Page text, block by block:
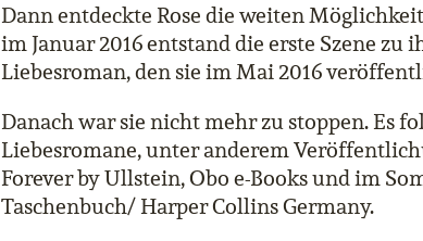
Dann entdeckte Rose die weiten
im Januar 2016 entstand die erste Szene zu
Liebesroman, den sie im Mai 2016
Danach war sie nicht mehr zu stoppen. Es
Liebesromane, unter anderem
Forever by Ullstein, Obo e-Books und im
Taschenbuch/ Harper Collins Germany.